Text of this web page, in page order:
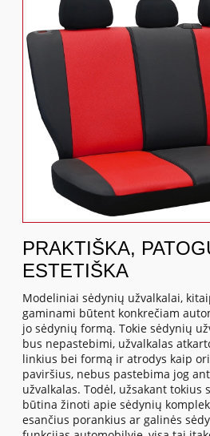
PRAKTIŠKA,
ESTETIŠKA
Modeliniai sėdynių užvalkalai,
gaminami būtent konkrečiam
jo sėdynių formą. Tokie sėdynių
bus nepastebimi, užvalkalas
linkius bei formą ir atrodys kaip
paviršius, nebus pastebima jog
užvalkalas. Todėl, užsakant tokius
būtina žinoti apie sėdynių
esančius porankius ar galinės